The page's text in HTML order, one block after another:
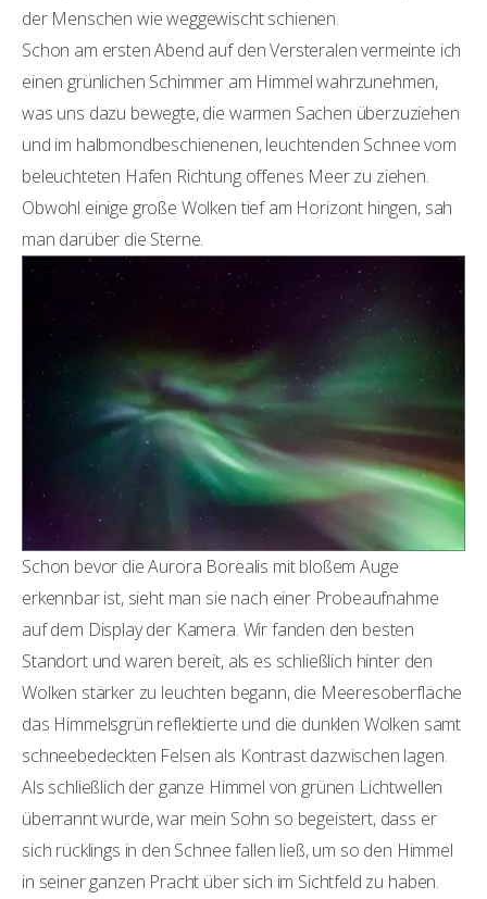
der Menschen wie weggewischt schienen.
Schon am ersten Abend auf den Versteralen vermeinte ich
einen grünlichen Schimmer am Himmel wahrzunehmen,
was uns dazu bewegte, die warmen Sachen überzuziehen
und im halbmondbeschienenen, leuchtenden Schnee vom
beleuchteten Hafen Richtung offenes Meer zu ziehen.
Obwohl einige große Wolken tief am Horizont hingen, sah
man darüber die Sterne.
Schon bevor die Aurora Borealis mit bloßem Auge
erkennbar ist, sieht man sie nach einer Probeaufnahme
auf dem Display der Kamera. Wir fanden den besten
Standort und waren bereit, als es schließlich hinter den
Wolken stärker zu leuchten begann, die Meeresoberfläche
das Himmelsgrün reflektierte und die dunklen Wolken samt
schneebedeckten Felsen als Kontrast dazwischen lagen.
Als schließlich der ganze Himmel von grünen Lichtwellen
überrannt wurde, war mein Sohn so begeistert, dass er
sich rücklings in den Schnee fallen ließ, um so den Himmel
in seiner ganzen Pracht über sich im Sichtfeld zu haben.